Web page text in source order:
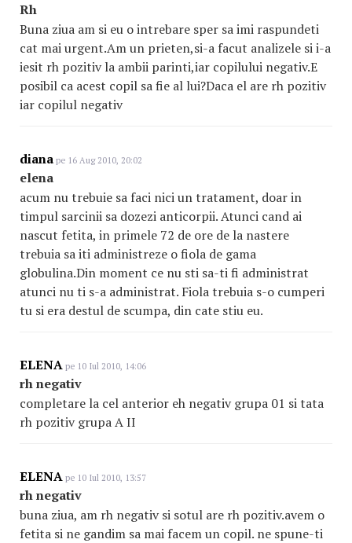
Rh
Buna ziua am si eu o intrebare sper sa imi raspundeti
cat mai urgent.Am un prieten,si-a facut analizele si i-a
iesit rh pozitiv la ambii parinti,iar copilului negativ.E
posibil ca acest copil sa fie al lui?Daca el are rh pozitiv
iar copilul negativ
diana pe 16 Aug 2010, 20:02
elena
acum nu trebuie sa faci nici un tratament, doar in
timpul sarcinii sa dozezi anticorpii. Atunci cand ai
nascut fetita, in primele 72 de ore de la nastere
trebuia sa iti administreze o fiola de gama
globulina.Din moment ce nu sti sa-ti fi administrat
atunci nu ti s-a administrat. Fiola trebuia s-o cumperi
tu si era destul de scumpa, din cate stiu eu.
ELENA pe 10 Iul 2010, 14:06
rh negativ
completare la cel anterior eh negativ grupa 01 si tata
rh pozitiv grupa A II
ELENA pe 10 Iul 2010, 13:57
rh negativ
buna ziua, am rh negativ si sotul are rh pozitiv.avem o
fetita si ne gandim sa mai facem un copil. ne spune-ti